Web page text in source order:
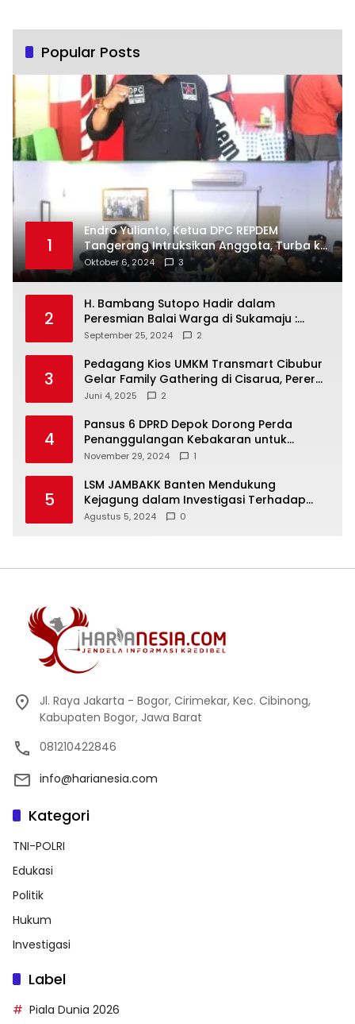
Popular Posts
1
Endro Yulianto, Ketua DPC REPDEM
Tangerang Intruksikan Anggota, Turba ke
Masyarakat Dan Jalani Apa Yang di
Putuskan RAKERCABSUS
Oktober 6, 2024 3
2
H. Bambang Sutopo Hadir dalam
Peresmian Balai Warga di Sukamaju :
Wadah Baru untuk Kolaborasi dan
September 25, 2024 2
3
Pedagang Kios UMKM Transmart Cibubur
Gelar Family Gathering di Cisarua, Pererat
Silaturahmi dan Kekompakan
Juni 4, 2025 2
4
Pansus 6 DPRD Depok Dorong Perda
Penanggulangan Kebakaran untuk
Keselamatan Warga
November 29, 2024 1
5
LSM JAMBAKK Banten Mendukung
Kejagung dalam Investigasi Terhadap
Walikota Bandar Lampung
Agustus 5, 2024 0
Jl. Raya Jakarta - Bogor, Cirimekar, Kec. Cibinong,
Kabupaten Bogor, Jawa Barat
081210422846
info@harianesia.com
Kategori
TNI-POLRI
Edukasi
Politik
Hukum
Investigasi
Label
Piala Dunia 2026